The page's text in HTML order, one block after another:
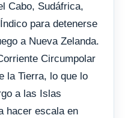
Cabo, Sudáfrica,
para detenerse
a Nueva Zelanda.
Circumpolar
la Tierra, lo que lo
a las Islas
hacer escala en